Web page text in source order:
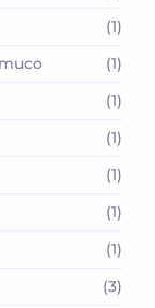
(1)
(1)
(1)
(1)
(1)
(1)
(1)
(3)